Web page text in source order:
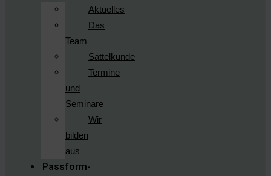
Aktuelles
Das
Team
Sattelkunde
Termine
und
Seminare
Wir
bilden
aus
Passform-